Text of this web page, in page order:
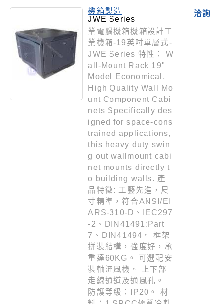
洽詢
機箱製造
JWE Series
業電腦機箱機箱設計工
業機箱-19英吋單層式-
JWE Series 特性： W
all-Mount Rack 19"
Model Economical,
High Quality Wall Mo
unt Component Cabi
nets Specifically des
igned for space-cons
trained applications,
this heavy duty swin
g out wallmount cabi
net mounts directly t
o building walls. 產
品特徵: 工藝先進，尺
寸精準，符合ANSI/EI
ARS-310-D、IEC297
-2、DIN41491:Part
7、DIN41494。 框架
拼裝結構，強度好，承
重達60KG。 可選配安
裝軸流風機。 上下部
走線通道及通風孔。
防護等級：IP20。 材